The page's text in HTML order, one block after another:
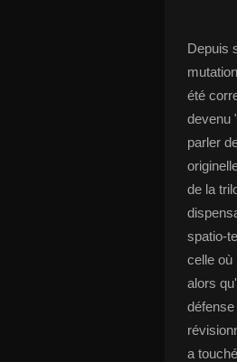
Depuis
été
devenu
parler
de la
spatio-
celle où
alors
a